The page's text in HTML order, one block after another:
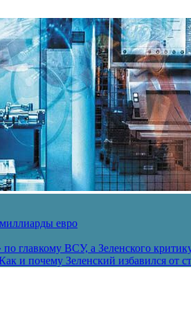
евро
главкому ВСУ, а Зеленского
и почему Зеленский избавился от